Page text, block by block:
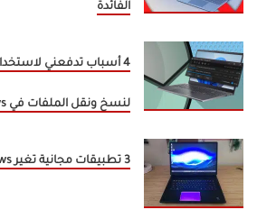
الفائدة
لنسخ ونقل الملفات في Windows
3 تطبيقات مجانية تغير Windows تمامًا